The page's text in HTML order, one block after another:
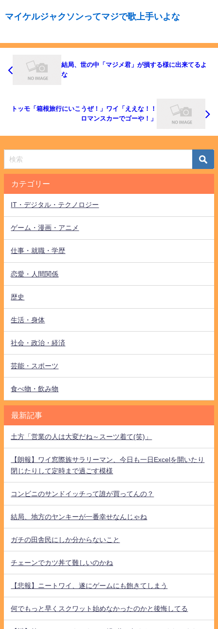
マイケルジャクソンってマジで歌上手いよな
結局、世の中「マジメ君」が損する様に出来てるよ
な
トッモ「箱根旅行にいこうぜ！」ワイ「ええな！！
ロマンスカーでゴーや！」
カテゴリー
IT・デジタル・テクノロジー
ゲーム・漫画・アニメ
仕事・就職・学歴
恋愛・人間関係
歴史
生活・身体
社会・政治・経済
芸能・スポーツ
食べ物・飲み物
最新記事
土方「営業の人は大変だね～スーツ着て(笑)」
【朗報】ワイ窓際族サラリーマン、今日も一日Excelを開いたり
閉じたりして定時まで過ごす模様
コンビニのサンドイッチって誰が買ってんの？
結局、地方のヤンキーが一番幸せなんじゃね
ガチの田舎民にしか分からないこと
チェーンでカツ丼て難しいのかね
【悲報】ニートワイ、遂にゲームにも飽きてしまう
何でもっと早くスクワット始めなかったのかと後悔してる